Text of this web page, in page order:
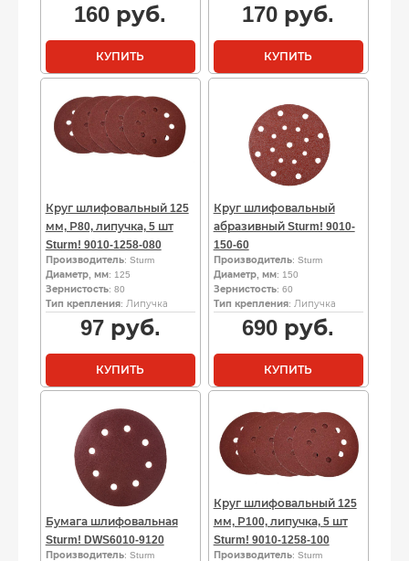
160 руб.
КУПИТЬ
170 руб.
КУПИТЬ
Круг шлифовальный 125
мм, Р80, липучка, 5 шт
Sturm! 9010-1258-080
Производитель: Sturm
Диаметр, мм: 125
Зернистость: 80
Тип крепления: Липучка
97руб.
КУПИТЬ
Круг шлифовальный
абразивный Sturm! 9010-
150-60
Производитель: Sturm
Диаметр, мм: 150
Зернистость: 60
Тип крепления: Липучка
690 руб.
КУПИТЬ
Бумага шлифовальная
Sturm! DWS6010-9120
Производитель: Sturm
Круг шлифовальный 125
мм, Р100, липучка, 5 шт
Sturm! 9010-1258-100
Производитель: Sturm